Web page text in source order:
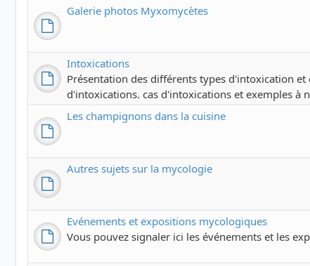
Galerie photos Myxomycètes
Intoxications
Présentation des différents types d'intoxication et
d'intoxications. cas d'intoxications et exemples à
Les champignons dans la cuisine
Autres sujets sur la mycologie
Evénements et expositions mycologiques
Vous pouvez signaler ici les événements et les